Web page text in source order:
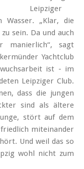
Leipziger
Wasser. „Klar, die
sein. Da und auch
manier­lich“, sagt
Yachtclub
ist - im
Leipziger Club.
dass die jungen
sind als ältere
stört auf dem
mit­ein­ander
Und weil das so
wohl nicht zum